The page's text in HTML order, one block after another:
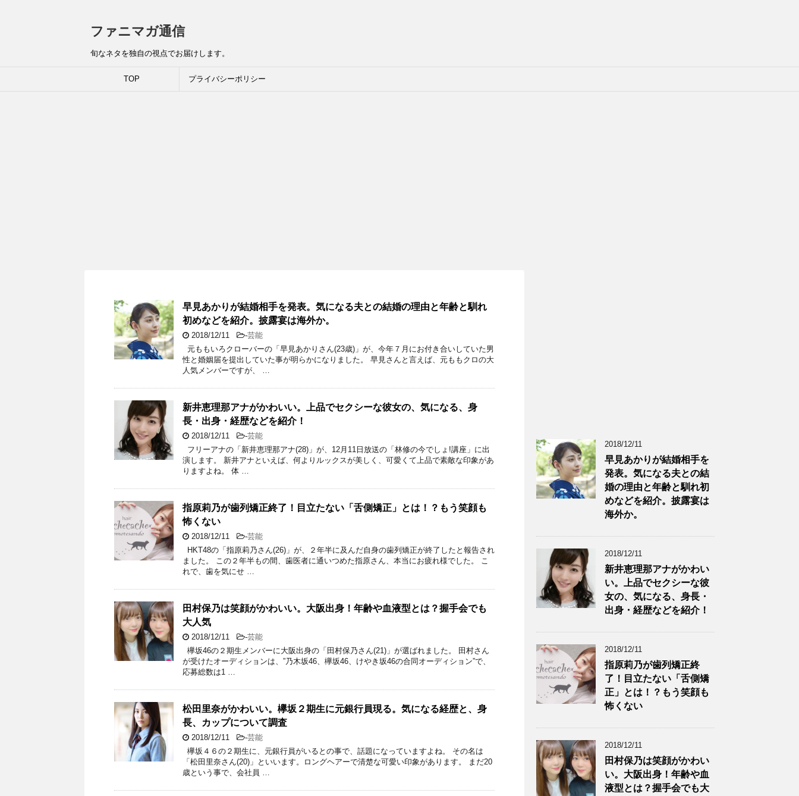
ファニマガ通信
旬なネタを独自の視点でお届けします。
TOP プライバシーポリシー
早見あかりが結婚相手を発表。気になる夫との結婚の理由と年齢と馴れ
初めなどを紹介。披露宴は海外か。
2018/12/11 -芸能
元ももいろクローバーの「早見あかりさん(23歳)」が、今年７月にお付き合いしていた男
性と婚姻届を提出していた事が明らかになりました。 早見さんと言えば、元ももクロの大
人気メンバーですが、 …
新井恵理那アナがかわいい。上品でセクシーな彼女の、気になる、身
長・出身・経歴などを紹介！
2018/12/11 -芸能
フリーアナの「新井恵理那アナ(28)」が、12月11日放送の「林修の今でしょ!講座」に出
演します。 新井アナといえば、何よりルックスが美しく、可愛くて上品で素敵な印象があ
りますよね。 体 …
指原莉乃が歯列矯正終了！目立たない「舌側矯正」とは！？もう笑顔も
怖くない
2018/12/11 -芸能
HKT48の「指原莉乃さん(26)」が、２年半に及んだ自身の歯列矯正が終了したと報告され
ました。 この２年半もの間、歯医者に通いつめた指原さん、本当にお疲れ様でした。 こ
れで、歯を気にせ …
田村保乃は笑顔がかわいい。大阪出身！年齢や血液型とは？握手会でも
大人気
2018/12/11 -芸能
欅坂46の２期生メンバーに大阪出身の「田村保乃さん(21)」が選ばれました。 田村さん
が受けたオーディションは、”乃木坂46、欅坂46、けやき坂46の合同オーディション”で、
応募総数は1 …
松田里奈がかわいい。欅坂２期生に元銀行員現る。気になる経歴と、身
長、カップについて調査
2018/12/11 -芸能
欅坂４６の２期生に、元銀行員がいるとの事で、話題になっていますよね。 その名は
「松田里奈さん(20)」といいます。ロングヘアーで清楚な可愛い印象があります。 まだ20
歳という事で、会社員 …
2018/12/11
早見あかりが結婚相手を
発表。気になる夫との結
婚の理由と年齢と馴れ初
めなどを紹介。披露宴は
海外か。
2018/12/11
新井恵理那アナがかわい
い。上品でセクシーな彼
女の、気になる、身長・
出身・経歴などを紹介！
2018/12/11
指原莉乃が歯列矯正終
了！目立たない「舌側矯
正」とは！？もう笑顔も
怖くない
2018/12/11
田村保乃は笑顔がかわい
い。大阪出身！年齢や血
液型とは？握手会でも大